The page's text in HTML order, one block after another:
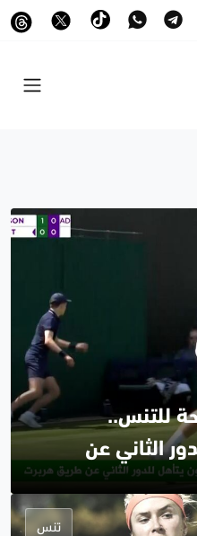
للتنس..
الثاني عن
تنس